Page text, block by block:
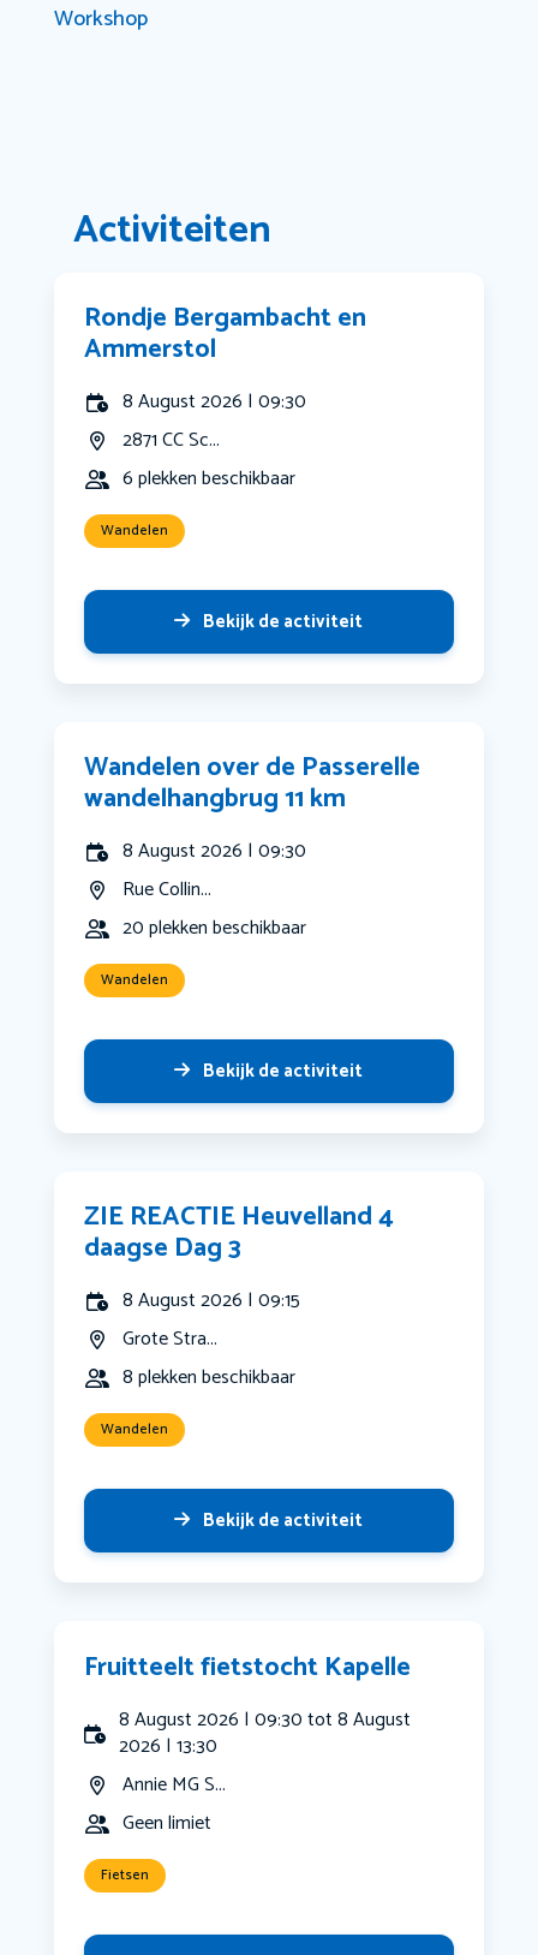
Workshop
Activiteiten
Rondje Bergambacht en
Ammerstol
8 August 2026 | 09:30
2871 CC Sc...
6 plekken beschikbaar
Wandelen
Bekijk de activiteit
Wandelen over de Passerelle
wandelhangbrug 11 km
8 August 2026 | 09:30
Rue Collin...
20 plekken beschikbaar
Wandelen
Bekijk de activiteit
ZIE REACTIE Heuvelland 4
daagse Dag 3
8 August 2026 | 09:15
Grote Stra...
8 plekken beschikbaar
Wandelen
Bekijk de activiteit
Fruitteelt fietstocht Kapelle
8 August 2026 | 09:30 tot 8 August
2026 | 13:30
Annie MG S...
Geen limiet
Fietsen